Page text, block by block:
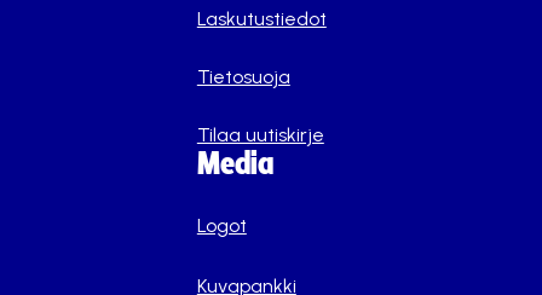
Laskutustiedot
Tietosuoja
Tilaa uutiskirje
Media
Logot
Kuvapankki